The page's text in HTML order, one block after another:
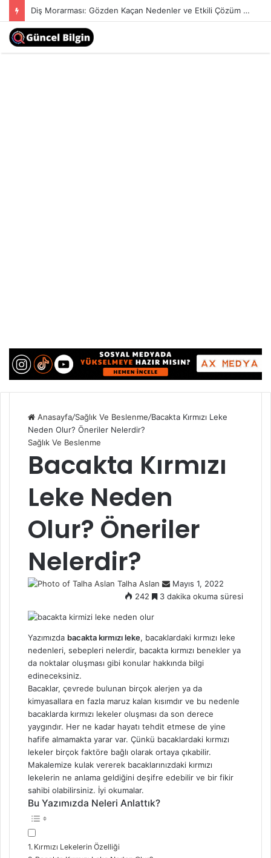
İki Kişilik Yoga: Eşinizle Bağlantınızı Güçlendiren 7 Unutulmaz Hareket
Anasayfa/Sağlık Ve Beslenme/Bacakta Kırmızı Leke
Neden Olur? Öneriler Nelerdir?
Sağlık Ve Beslenme
Bacakta Kırmızı
Leke Neden
Olur? Öneriler
Nelerdir?
Talha Aslan
S
e
a
n
e
a
i
l
Mayıs 1, 2022
242
3 dakika okuma süresi
Yazımızda bacakta kırmızı leke, bacaklardaki kırmızı leke
nedenleri, sebepleri nelerdir, bacakta kırmızı benekler ya
da noktalar oluşması gibi konular hakkında bilgi
edineceksiniz.
Bacaklar, çevrede bulunan birçok alerjen ya da
kimyasallara en fazla maruz kalan kısımdır ve bu nedenle
bacaklarda kırmızı lekeler oluşması da son derece
yaygındır. Her ne kadar hayatı tehdit etmese de yine
hafife almamakta yarar var. Çünkü bacaklardaki kırmızı
lekeler birçok faktöre bağlı olarak ortaya çıkabilir.
Makalemize kulak vererek bacaklarınızdaki kırmızı
lekelerin ne anlama geldiğini deşifre edebilir ve bir fikir
sahibi olabilirsiniz. İyi okumalar.
Bu Yazımızda Neleri Anlattık?
Kırmızı Lekelerin Özelliği
Kapalı